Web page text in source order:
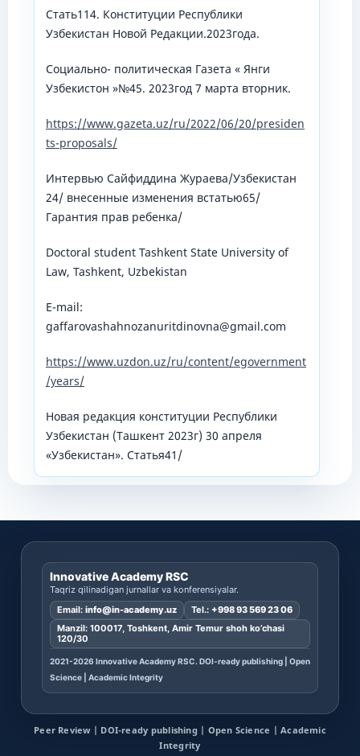
Стать114. Конституции Республики
Узбекистан Новой Редакции.2023года.
Социально- политическая Газета « Янги
Узбекистон »№45. 2023год 7 марта вторник.
https://www.gazeta.uz/ru/2022/06/20/presiden
ts-proposals/
Интервью Сайфиддина Жураева/Узбекистан
24/ внесенные изменения встатью65/
Гарантия прав ребенка/
Doctoral student Tashkent State University of
Law, Tashkent, Uzbekistan
E-mail:
gaffarovashahnozanuritdinovna@gmail.com
https://www.uzdon.uz/ru/content/egovernment
/years/
Новая редакция конституции Республики
Узбекистан (Ташкент 2023г) 30 апреля
«Узбекистан». Статья41/
Innovative Academy RSC
Taqriz qilinadigan jurnallar va konferensiyalar.
Email: info@in-academy.uz Tel.: +998 93 569 23 06
Manzil: 100017, Toshkent, Amir Temur shoh ko’chasi
120/30
2021-2026 Innovative Academy RSC. DOI-ready publishing | Open
Science | Academic Integrity